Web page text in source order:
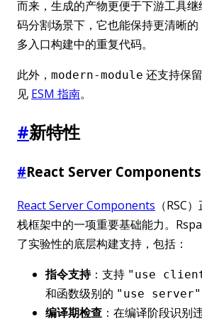
而来，生成的产物更便于下游工具
码分割场景下，它也能保持更清晰
多入口构建中的重复代码。
此外， modern-module 还支持保
见 ESM 指南。
#新特性
#React Server
React Server Components （RSC
栈框架中的一项重要基础能力。
了实验性的底层构建支持，包括：
指令支持：支持 "use
和函数级别的 "use server"
编译期检查 ：在编译阶段识别